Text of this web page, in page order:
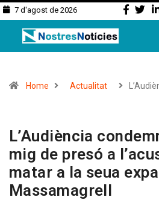
7 d'agost de 2026
Home Actualitat
L’Audiència
mig de presó a
matar a la seua
Massamagrell